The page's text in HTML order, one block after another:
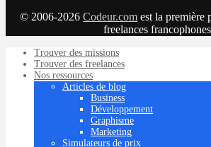
© 2006-2026 Codeur.com est la première
freelances
Trouver des missions
Trouver des freelances
Nos ressources
Articles de blog
Business
Développement
Graphisme
Marketing
Simulateurs de prix